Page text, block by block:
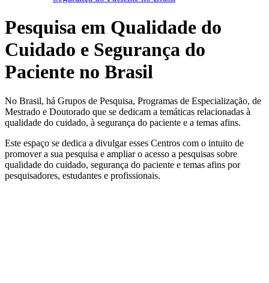
Pesquisa em Qualidade do
Cuidado e Segurança do
Paciente no Brasil
No Brasil, há Grupos de Pesquisa, Programas de Especialização, de
Mestrado e Doutorado que se dedicam a temáticas relacionadas à
qualidade do cuidado, à segurança do paciente e a temas afins.
Este espaço se dedica a divulgar esses Centros com o intuito de
promover a sua pesquisa e ampliar o acesso a pesquisas sobre
qualidade do cuidado, segurança do paciente e temas afins por
pesquisadores, estudantes e profissionais.